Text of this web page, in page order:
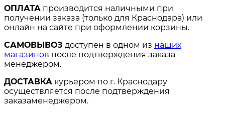
ОПЛАТА производится наличными при
получении заказа (только для Краснодара) или
онлайн на сайте при оформлении корзины.
САМОВЫВОЗ доступен в одном из наших
магазинов после подтверждения заказа
менеджером.
ДОСТАВКА курьером по г. Краснодару
осуществляется после подтверждения
заказаменеджером.